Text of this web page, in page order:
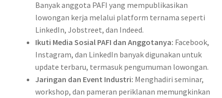
Banyak anggota PAFI yang mempublikasikan
lowongan kerja melalui platform ternama seperti
LinkedIn, Jobstreet, dan Indeed.
Ikuti Media Sosial PAFI dan Anggotanya: Facebook,
Instagram, dan LinkedIn banyak digunakan untuk
update terbaru, termasuk pengumuman lowongan.
Jaringan dan Event Industri: Menghadiri seminar,
workshop, dan pameran periklanan memungkinkan